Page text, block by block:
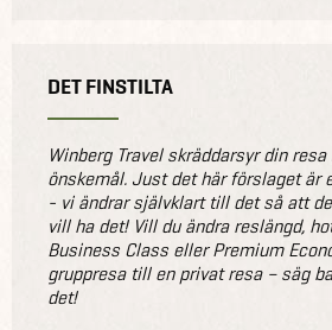
DET FINSTILTA
Winberg Travel skräddarsyr din
önskemål. Just det här förslaget är
- vi ändrar självklart till det så att
vill ha det! Vill du ändra reslängd,
Business Class eller Premium
gruppresa till en privat resa – säg
det!